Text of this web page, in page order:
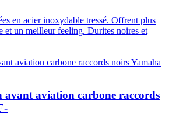
en acier inoxydable tressé. Offrent plus
et un meilleur feeling. Durites noires et
aviation carbone raccords